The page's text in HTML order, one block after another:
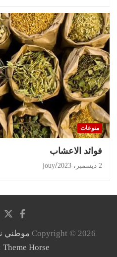
منوعات
‏فوائد الاعشاب
2 ديسمبر، 2023 jouy
Copyright © 2026 موطني
Theme Horse